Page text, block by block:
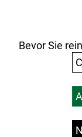
Ihr Einkauf
Versandkosten
Bevor Sie